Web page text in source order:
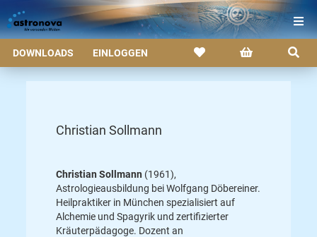
DOWNLOADS EINLOGGEN
Christian Sollmann
Christian Sollmann (1961),
Astrologieausbildung bei Wolfgang Döbereiner.
Heilpraktiker in München spezialisiert auf
Alchemie und Spagyrik und zertifizierter
Kräuterpädagoge. Dozent an